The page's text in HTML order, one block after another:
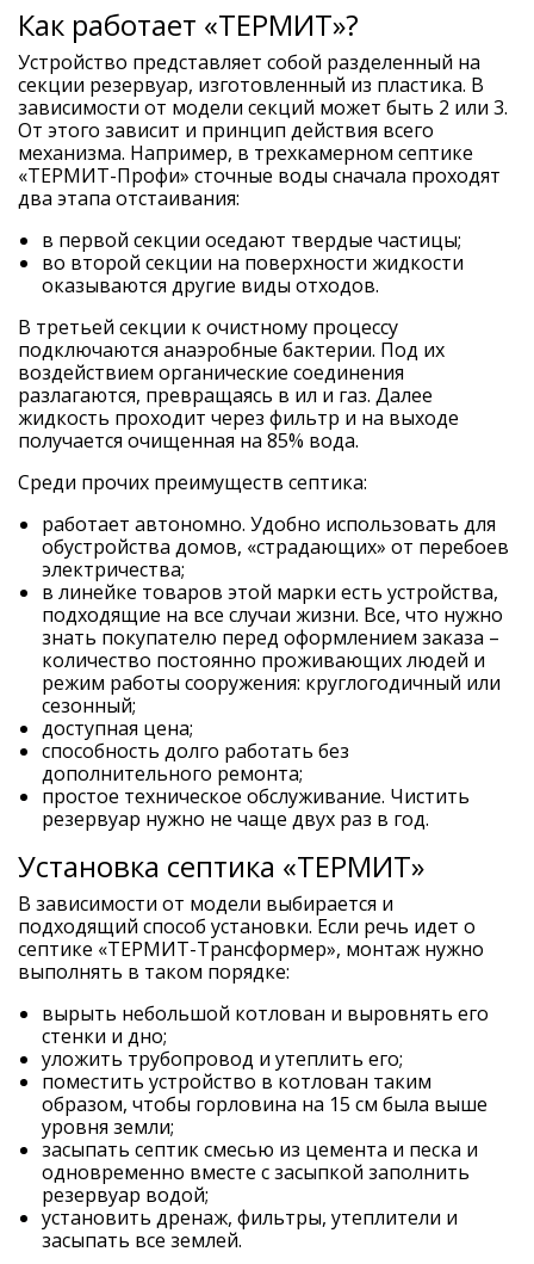
Как работает «ТЕРМИТ»?
Устройство представляет собой разделенный на
секции резервуар, изготовленный из пластика. В
зависимости от модели секций может быть 2 или 3.
От этого зависит и принцип действия всего
механизма. Например, в трехкамерном септике
«ТЕРМИТ-Профи» сточные воды сначала проходят
два этапа отстаивания:
в первой секции оседают твердые частицы;
во второй секции на поверхности жидкости
оказываются другие виды отходов.
В третьей секции к очистному процессу
подключаются анаэробные бактерии. Под их
воздействием органические соединения
разлагаются, превращаясь в ил и газ. Далее
жидкость проходит через фильтр и на выходе
получается очищенная на 85% вода.
Среди прочих преимуществ септика:
работает автономно. Удобно использовать для
обустройства домов, «страдающих» от перебоев
электричества;
в линейке товаров этой марки есть устройства,
подходящие на все случаи жизни. Все, что нужно
знать покупателю перед оформлением заказа –
количество постоянно проживающих людей и
режим работы сооружения: круглогодичный или
сезонный;
доступная цена;
способность долго работать без
дополнительного ремонта;
простое техническое обслуживание. Чистить
резервуар нужно не чаще двух раз в год.
Установка септика «ТЕРМИТ»
В зависимости от модели выбирается и
подходящий способ установки. Если речь идет о
септике «ТЕРМИТ-Трансформер», монтаж нужно
выполнять в таком порядке:
вырыть небольшой котлован и выровнять его
стенки и дно;
уложить трубопровод и утеплить его;
поместить устройство в котлован таким
образом, чтобы горловина на 15 см была выше
уровня земли;
засыпать септик смесью из цемента и песка и
одновременно вместе с засыпкой заполнить
резервуар водой;
установить дренаж, фильтры, утеплители и
засыпать все землей.